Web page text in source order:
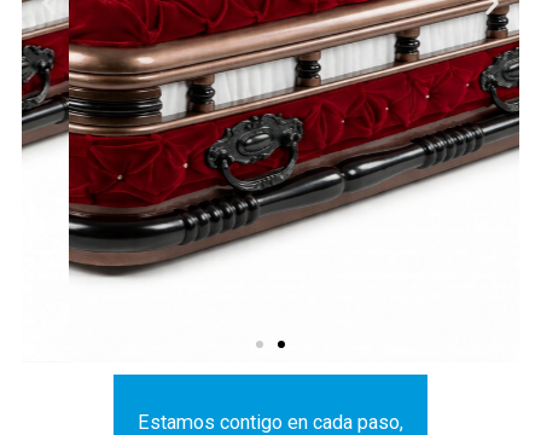
Estamos contigo en cada paso,